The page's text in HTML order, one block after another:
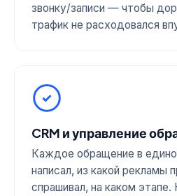
звонку/записи — чтобы
трафик не расходовался
CRM и управление
Каждое обращение в
написал, из какой рекламы
спрашивал, на каком этапе.